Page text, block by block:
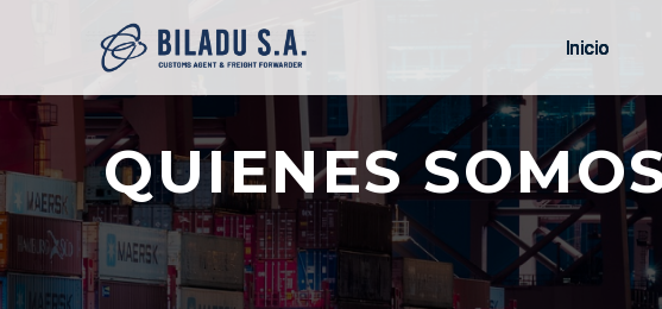
Inicio
Inicio
Inicio
QUIENES